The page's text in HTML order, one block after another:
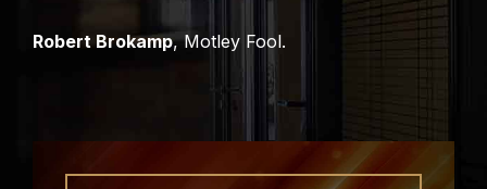
Robert Brokamp, Motley Fool.